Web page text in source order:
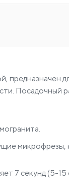
предназначен
Посадочный
7 секунд (5-